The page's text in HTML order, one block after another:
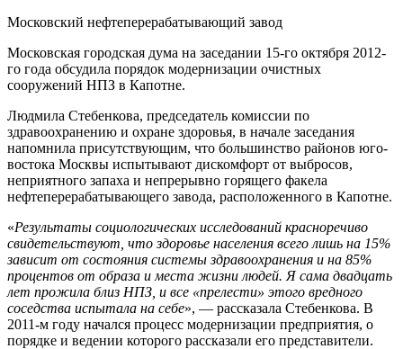
Московский нефтеперерабатывающий завод
Московская городская дума на заседании 15-го октября 2012-
го года обсудила порядок модернизации очистных
сооружений НПЗ в Капотне.
Людмила Стебенкова, председатель комиссии по
здравоохранению и охране здоровья, в начале заседания
напомнила присутствующим, что большинство районов юго-
востока Москвы испытывают дискомфорт от выбросов,
неприятного запаха и непрерывно горящего факела
нефтеперерабатывающего завода, расположенного в Капотне.
«Результаты социологических исследований красноречиво
свидетельствуют, что здоровье населения всего лишь на 15%
зависит от состояния системы здравоохранения и на 85%
процентов от образа и места жизни людей. Я сама двадцать
лет прожила близ НПЗ, и все «прелести» этого вредного
соседства испытала на себе», — рассказала Стебенкова. В
2011-м году начался процесс модернизации предприятия, о
порядке и ведении которого рассказали его представители.